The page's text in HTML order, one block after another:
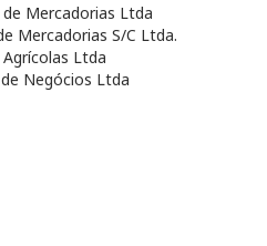
Mercadorias Ltda
Mercadorias S/C Ltda.
Ltda
Negócios Ltda